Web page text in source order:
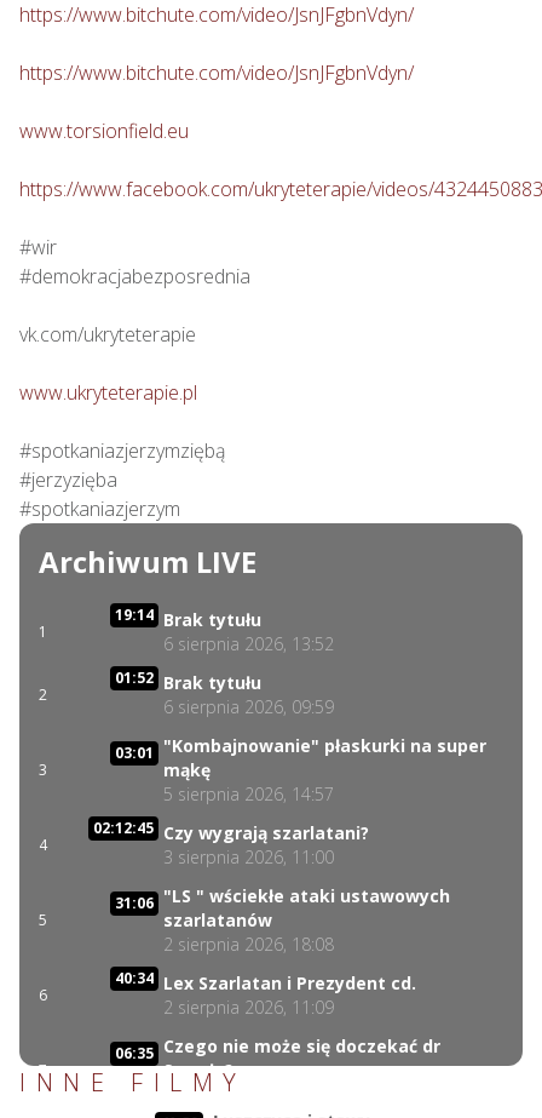
https://www.bitchute.com/video/JsnJFgbnVdyn/
https://www.bitchute.com/video/JsnJFgbnVdyn/
www.torsionfield.eu
https://www.facebook.com/ukryteterapie/videos/
#wir
#demokracjabezposrednia
vk.com/ukryteterapie
www.ukryteterapie.pl
#spotkaniazjerzymziębą
#jerzyzięba
#spotkaniazjerzym
Archiwum LIVE
1
19:14 Brak tytułu
6 sierpnia 2026, 13:52
2
01:52 Brak tytułu
6 sierpnia 2026, 09:59
3
03:01
"Kombajnowanie" płaskurki na super
mąkę
5 sierpnia 2026, 14:57
4
02:12:45 Czy wygrają szarlatani?
3 sierpnia 2026, 11:00
5
31:06 "LS " wściekłe ataki ustawowych
szarlatanów
2 sierpnia 2026, 18:08
6
40:34 Lex Szarlatan i Prezydent cd.
2 sierpnia 2026, 11:09
7
06:35 Czego nie może się doczekać dr
Suwała?
1 sierpnia 2026, 16:01
INNE FILMY